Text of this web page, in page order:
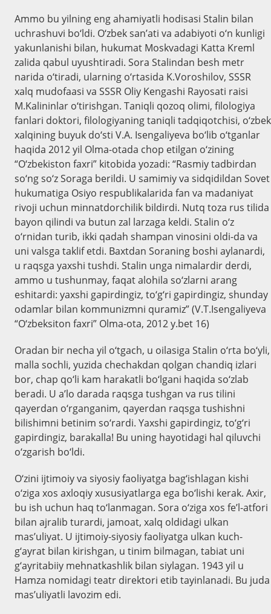
Ammo bu yilning eng ahamiyatli hodisasi Stalin bilan
uchrashuvi bo‘ldi. O‘zbek san’ati va adabiyoti o‘n kunligi
yakunlanishi bilan, hukumat Moskvadagi Katta Kreml
zalida qabul uyushtiradi. Sora Stalindan besh metr
narida o‘tiradi, ularning o‘rtasida K.Voroshilov, SSSR
xalq mudofaasi va SSSR Oliy Kengashi Rayosati raisi
M.Kalininlar o‘tirishgan. Taniqli qozoq olimi, filologiya
fanlari doktori, filologiyaning taniqli tadqiqotchisi, o‘zbek
xalqining buyuk do‘sti V.A. Isengaliyeva bo‘lib o‘tganlar
haqida 2012 yil Olma-otada chop etilgan o‘zining
“O‘zbekiston faxri” kitobida yozadi: “Rasmiy tadbirdan
so‘ng so‘z Soraga berildi. U samimiy va sidqidildan Sovet
hukumatiga Osiyo respublikalarida fan va madaniyat
rivoji uchun minnatdorchilik bildirdi. Nutq toza rus tilida
bayon qilindi va butun zal larzaga keldi. Stalin o‘z
o‘rnidan turib, ikki qadah shampan vinosini oldi-da va
uni valsga taklif etdi. Baxtdan Soraning boshi aylanardi,
u raqsga yaxshi tushdi. Stalin unga nimalardir derdi,
ammo u tushunmay, faqat alohila so‘zlarni arang
eshitardi: yaxshi gapirdingiz, to‘g‘ri gapirdingiz, shunday
odamlar bilan kommunizmni quramiz” (V.T.Isengaliyeva
“O‘zbeksiton faxri” Olma-ota, 2012 y.bet 16)
Oradan bir necha yil o‘tgach, u oilasiga Stalin o‘rta bo‘yli,
malla sochli, yuzida chechakdan qolgan chandiq izlari
bor, chap qo‘li kam harakatli bo‘lgani haqida so‘zlab
beradi. U a’lo darada raqsga tushgan va rus tilini
qayerdan o‘rganganim, qayerdan raqsga tushishni
bilishimni betinim so‘rardi. Yaxshi gapirdingiz, to‘g‘ri
gapirdingiz, barakalla! Bu uning hayotidagi hal qiluvchi
o‘zgarish bo‘ldi.
O‘zini ijtimoiy va siyosiy faoliyatga bag‘ishlagan kishi
o‘ziga xos axloqiy xususiyatlarga ega bo‘lishi kerak. Axir,
bu ish uchun haq to‘lanmagan. Sora o‘ziga xos fe’l-atfori
bilan ajralib turardi, jamoat, xalq oldidagi ulkan
mas’uliyat. U ijtimoiy-siyosiy faoliyatga ulkan kuch-
g‘ayrat bilan kirishgan, u tinim bilmagan, tabiat uni
g‘ayritabiiy mehnatkashlik bilan siylagan. 1943 yil u
Hamza nomidagi teatr direktori etib tayinlanadi. Bu juda
mas’uliyatli lavozim edi.